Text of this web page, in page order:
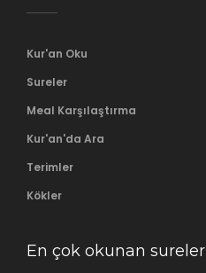
Kur'an Oku
Sureler
Meal Karşılaştırma
Kur'an'da Ara
Terimler
Kökler
En çok okunan sureler